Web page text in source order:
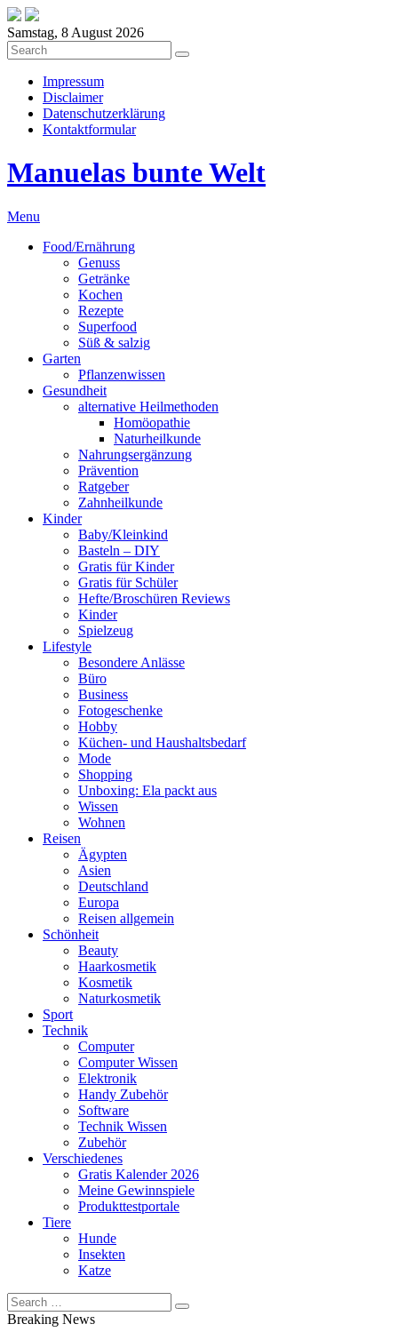
Samstag, 8 August 2026
Impressum
Disclaimer
Datenschutzerklärung
Kontaktformular
Manuelas bunte Welt
Menu
Food/Ernährung
Genuss
Getränke
Kochen
Rezepte
Superfood
Süß & salzig
Garten
Pflanzenwissen
Gesundheit
alternative Heilmethoden
Homöopathie
Naturheilkunde
Nahrungsergänzung
Prävention
Ratgeber
Zahnheilkunde
Kinder
Baby/Kleinkind
Basteln – DIY
Gratis für Kinder
Gratis für Schüler
Hefte/Broschüren Reviews
Kinder
Spielzeug
Lifestyle
Besondere Anlässe
Büro
Business
Fotogeschenke
Hobby
Küchen- und Haushaltsbedarf
Mode
Shopping
Unboxing: Ela packt aus
Wissen
Wohnen
Reisen
Ägypten
Asien
Deutschland
Europa
Reisen allgemein
Schönheit
Beauty
Haarkosmetik
Kosmetik
Naturkosmetik
Sport
Technik
Computer
Computer Wissen
Elektronik
Handy Zubehör
Software
Technik Wissen
Zubehör
Verschiedenes
Gratis Kalender 2026
Meine Gewinnspiele
Produkttestportale
Tiere
Hunde
Insekten
Katze
Breaking News